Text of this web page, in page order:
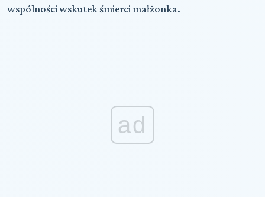
wspólności wskutek śmierci małżonka.
ad